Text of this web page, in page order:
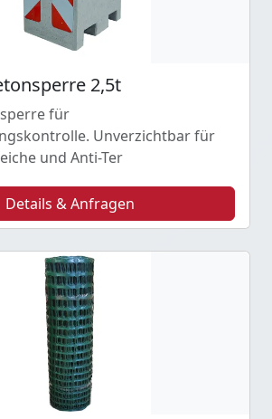
2,5t
für
Unverzichtbar für
und Anti-Ter
Details & Anfragen